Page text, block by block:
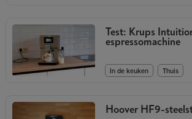
Test: Krups
espressomachine
In de keuken Thuis
Hoover HF9-